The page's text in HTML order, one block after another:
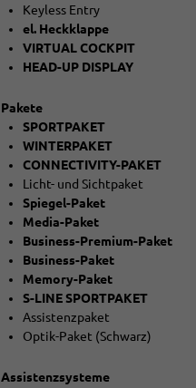
Keyless Entry
el. Heckklappe
VIRTUAL COCKPIT
HEAD-UP DISPLAY
Pakete
SPORTPAKET
WINTERPAKET
CONNECTIVITY-PAKET
Licht- und Sichtpaket
Spiegel-Paket
Media-Paket
Business-Premium-Paket
Business-Paket
Memory-Paket
S-LINE SPORTPAKET
Assistenzpaket
Optik-Paket (Schwarz)
Assistenzsysteme